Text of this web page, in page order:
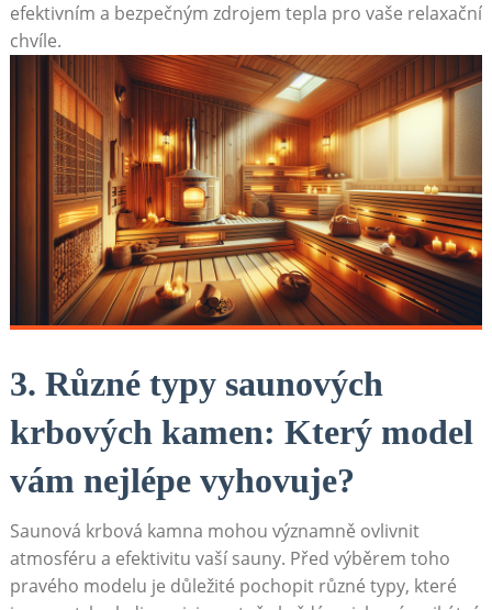
efektivním a bezpečným zdrojem tepla pro vaše relaxační
chvíle.
3. Různé typy saunových
krbových kamen: Který model
vám nejlépe vyhovuje?
Saunová krbová kamna mohou významně ovlivnit
atmosféru a efektivitu vaší sauny. Před výběrem toho
pravého modelu je důležité pochopit různé typy, které